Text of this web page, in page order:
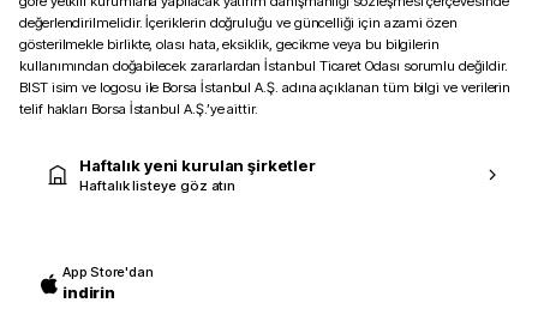
değerlendirilmelidir. İçeriklerin doğruluğu ve güncelliği için azami özen
gösterilmekle birlikte, olası hata, eksiklik, gecikme veya bu bilgilerin
kullanımından doğabilecek zararlardan İstanbul Ticaret Odası sorumlu değildir.
BIST isim ve logosu ile Borsa İstanbul A.Ş. adına açıklanan tüm bilgi ve verilerin
telif hakları Borsa İstanbul A.Ş.’ye aittir.
Haftalık yeni kurulan şirketler
Haftalık listeye göz atın
App Store'dan
indirin